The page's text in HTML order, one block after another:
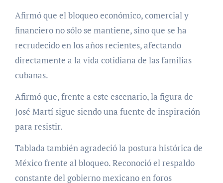
Afirmó que el bloqueo económico, comercial y
financiero no sólo se mantiene, sino que se ha
recrudecido en los años recientes, afectando
directamente a la vida cotidiana de las familias
cubanas.
Afirmó que, frente a este escenario, la figura de
José Martí sigue siendo una fuente de inspiración
para resistir.
Tablada también agradeció la postura histórica de
México frente al bloqueo. Reconoció el respaldo
constante del gobierno mexicano en foros